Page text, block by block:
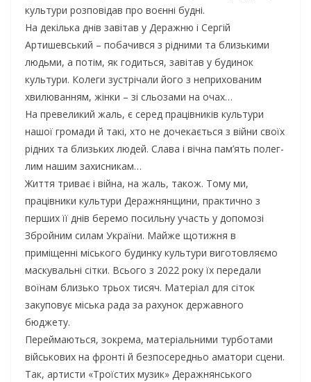
культури розповідав про воєнні будні.
На декілька днів завітав у Деражню і Сергій
Артишевський – побачився з рідними та близькими
людьми, а потім, як годиться, завітав у будинок
культури. Колеги зустрічали його з неприхованим
хвилюванням, жінки – зі сльозами на очах…
На превеликий жаль, є серед працівників культури
нашої громади й такі, хто не дочекається з війни своїх
рідних та близьких людей. Слава і вічна пам’ять полег-
лим нашим захисникам…
Життя триває і війна, на жаль, також. Тому ми,
працівники культури Деражнянщини, практично з
перших її днів беремо посильну участь у допомозі
Збройним силам України. Майже щотижня в
приміщенні міського будинку культури виготовляємо
маскувальні сітки. Всього з 2022 року їх передали
воїнам близько трьох тисяч. Матеріал для сіток
закуповує міська рада за рахунок державного
бюджету.
Переймаються, зокрема, матеріальними турботами
військових на фронті й безпосередньо аматори сцени.
Так, артисти «Троїстих музик» Деражнянського